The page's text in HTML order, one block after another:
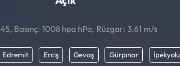
Basınç: 1008 hpa hPa, Rüzgar: 3.61 m/s
Edremit Erciş Gevaş Gürpınar İpekyolu